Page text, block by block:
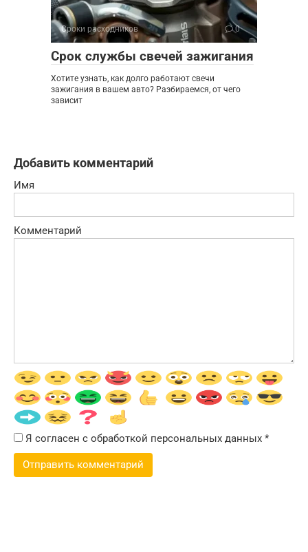
Сроки расходников 0
Срок службы свечей зажигания
Хотите узнать, как долго работают свечи
зажигания в вашем авто? Разбираемся, от чего
зависит
Добавить комментарий
Имя
Комментарий
Я согласен с обработкой персональных данных *